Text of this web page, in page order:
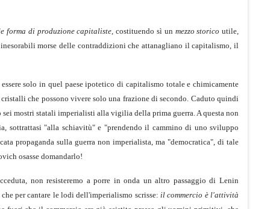
forma di produzione capitaliste,costituendo sì un mezzo storicoutile,
morse delle contraddizioni che attanagliano il capitalismo, il
solo in quel paese ipotetico di capitalismo totale e chimicamente
che possono vivere solo una frazione di secondo. Caduto quindi
mostri statali imperialisti alla vigilia della prima guerra. A questa non
sottrattasi "alla schiavitù" e "prendendo il cammino di uno sviluppo
propaganda sulla guerra non imperialista, ma "democratica", di tale
osasse domandarlo!
non resisteremo a porre in onda un altro passaggio di Lenin
per cantare le lodi dell'imperialismo scrisse: il commercio è l'attività